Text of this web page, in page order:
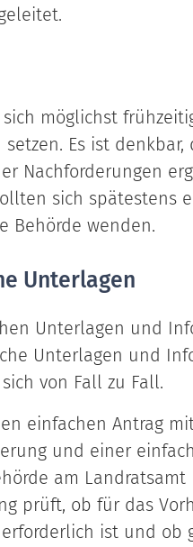
sich möglichst
Es ist
Nachforderungen
sich spätestens
Behörde wenden.
Unterlagen
Unterlagen und
Unterlagen und
von Fall zu Fall.
einfachen Antrag
und einer
am
prüft, ob für das
ist und ob